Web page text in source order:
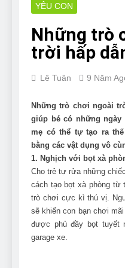
How
7 Năm
The
and
7 Năm
7
Can
And
7 Năm
YÊU CON
Những trò
trời hấp
Lê Tuân 9 Năm
Những trò chơi ngoài
giúp bé có những
mẹ có thể tự tạo ra
bằng các vật dụng vô
1. Nghịch với bọt xà
Cho trẻ tự rửa những
cách tạo bọt xà phòng từ
trò chơi cực kì thú vị.
sẽ khiến con bạn chơi
được phủ đầy bọt tuyết
garage xe.